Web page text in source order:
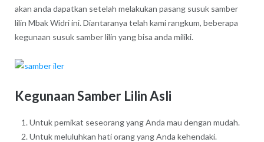
akan anda dapatkan setelah melakukan pasang susuk samber
lilin Mbak Widri ini. Diantaranya telah kami rangkum, beberapa
kegunaan susuk samber lilin yang bisa anda miliki.
Kegunaan Samber Lilin Asli
Untuk pemikat seseorang yang Anda mau dengan mudah.
Untuk meluluhkan hati orang yang Anda kehendaki.